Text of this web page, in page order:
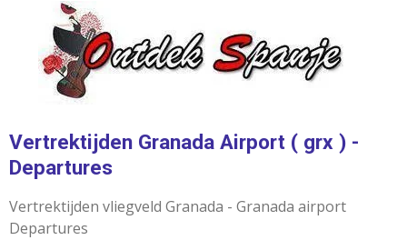
Vertrektijden Granada Airport ( grx ) -
Departures
Vertrektijden vliegveld Granada - Granada airport
Departures